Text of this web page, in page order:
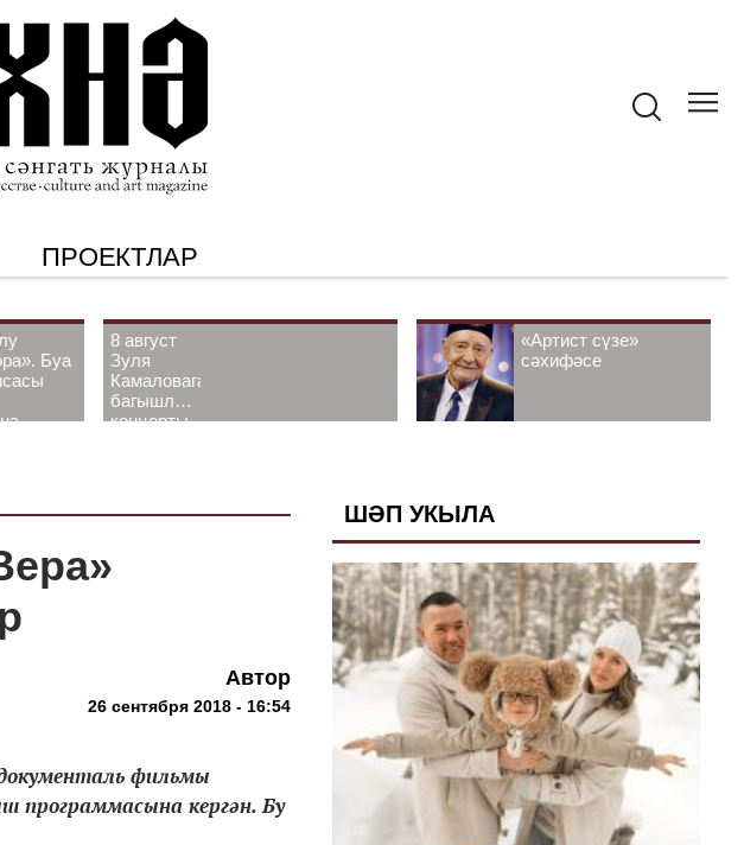
ПРОЕКТЛАР
Буа
8 август
Зуля
Камаловага
багышлау
концерты
«Артист сүзе»
сәхифәсе
Автор
26 сентября 2018 - 16:54
фильмы
программасына кергән. Бу
ШӘП УКЫЛА